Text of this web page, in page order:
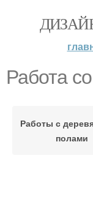
Работа
Работы с
полами